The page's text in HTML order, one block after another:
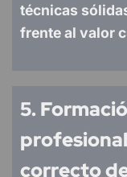
técnicas
frente al valor
5.
correcto